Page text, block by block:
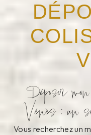
Déposer
Vénès : un
Vous recherchez un